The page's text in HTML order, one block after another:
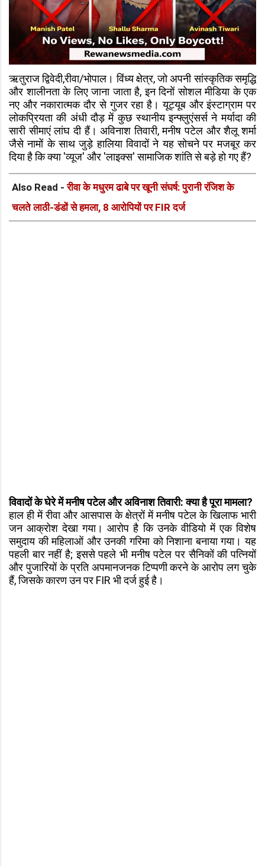
ऋतुराज द्विवेदी,रीवा/भोपाल। विंध्य क्षेत्र, जो अपनी सांस्कृतिक समृद्धि
और शालीनता के लिए जाना जाता है, इन दिनों सोशल मीडिया के एक
नए और नकारात्मक दौर से गुजर रहा है। यूट्यूब और इंस्टाग्राम पर
लोकप्रियता की अंधी दौड़ में कुछ स्थानीय इन्फ्लुएंसर्स ने मर्यादा की
सारी सीमाएं लांघ दी हैं। अविनाश तिवारी, मनीष पटेल और शैलू शर्मा
जैसे नामों के साथ जुड़े हालिया विवादों ने यह सोचने पर मजबूर कर
दिया है कि क्या 'व्यूज' और 'लाइक्स' सामाजिक शांति से बड़े हो गए हैं?
Also Read -रीवा के मधुरम ढाबे पर खूनी संघर्ष: पुरानी रंजिश के
चलते लाठी-डंडों से हमला, 8 आरोपियों पर FIR दर्ज
विवादों के घेरे में मनीष पटेल और अविनाश तिवारी: क्या है पूरा मामला?
हाल ही में रीवा और आसपास के क्षेत्रों में मनीष पटेल के खिलाफ भारी
जन आक्रोश देखा गया। आरोप है कि उनके वीडियो में एक विशेष
समुदाय की महिलाओं और उनकी गरिमा को निशाना बनाया गया। यह
पहली बार नहीं है; इससे पहले भी मनीष पटेल पर सैनिकों की पत्नियों
और पुजारियों के प्रति अपमानजनक टिप्पणी करने के आरोप लग चुके
हैं, जिसके कारण उन पर FIR भी दर्ज हुई है।